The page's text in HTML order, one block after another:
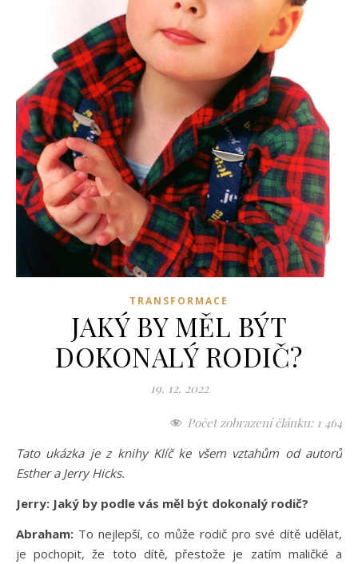
TRANSFORMACE
JAKÝ BY MĚL BÝT
DOKONALÝ RODIČ?
19. 12. 2022
Počet zobrazení článku: 1 464
Tato ukázka je z knihy Klíč ke všem vztahům od autorů
Esther a Jerry Hicks.
Jerry: Jaký by podle vás měl být dokonalý rodič?
Abraham: To nejlepší, co může rodič pro své dítě udělat,
je pochopit, že toto dítě, přestože je zatím maličké a